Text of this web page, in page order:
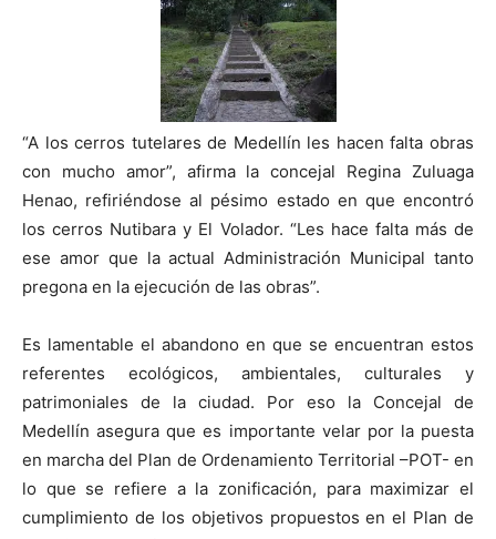
“A los cerros tutelares de Medellín les hacen falta obras
con mucho amor”, afirma la concejal Regina Zuluaga
Henao, refiriéndose al pésimo estado en que encontró
los cerros Nutibara y El Volador. “Les hace falta más de
ese amor que la actual Administración Municipal tanto
pregona en la ejecución de las obras”.
Es lamentable el abandono en que se encuentran estos
referentes ecológicos, ambientales, culturales y
patrimoniales de la ciudad. Por eso la Concejal de
Medellín asegura que es importante velar por la puesta
en marcha del Plan de Ordenamiento Territorial –POT- en
lo que se refiere a la zonificación, para maximizar el
cumplimiento de los objetivos propuestos en el Plan de